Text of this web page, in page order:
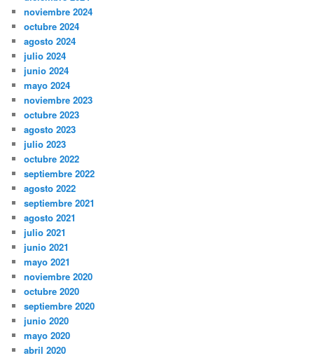
septiembre 2025
junio 2025
mayo 2025
enero 2025
diciembre 2024
noviembre 2024
octubre 2024
agosto 2024
julio 2024
junio 2024
mayo 2024
noviembre 2023
octubre 2023
agosto 2023
julio 2023
octubre 2022
septiembre 2022
agosto 2022
septiembre 2021
agosto 2021
julio 2021
junio 2021
mayo 2021
noviembre 2020